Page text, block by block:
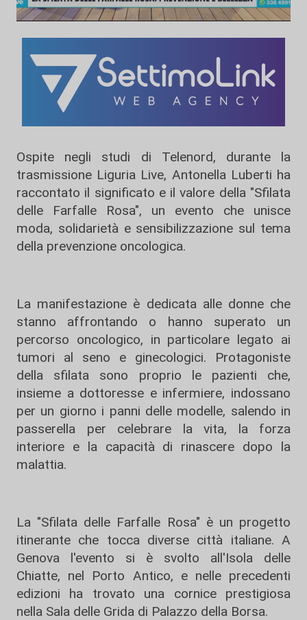
Ospite negli studi di Telenord, durante la
trasmissione Liguria Live, Antonella Luberti ha
raccontato il significato e il valore della "Sfilata
delle Farfalle Rosa", un evento che unisce
moda, solidarietà e sensibilizzazione sul tema
della prevenzione oncologica.
La manifestazione è dedicata alle donne che
stanno affrontando o hanno superato un
percorso oncologico, in particolare legato ai
tumori al seno e ginecologici. Protagoniste
della sfilata sono proprio le pazienti che,
insieme a dottoresse e infermiere, indossano
per un giorno i panni delle modelle, salendo in
passerella per celebrare la vita, la forza
interiore e la capacità di rinascere dopo la
malattia.
La "Sfilata delle Farfalle Rosa" è un progetto
itinerante che tocca diverse città italiane. A
Genova l'evento si è svolto all'Isola delle
Chiatte, nel Porto Antico, e nelle precedenti
edizioni ha trovato una cornice prestigiosa
nella Sala delle Grida di Palazzo della Borsa.